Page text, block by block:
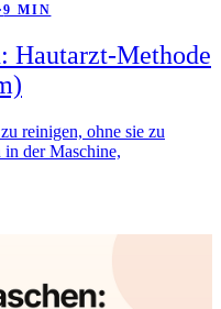
·9 MIN
Hautarzt-Methode
reinigen, ohne sie zu
der Maschine,